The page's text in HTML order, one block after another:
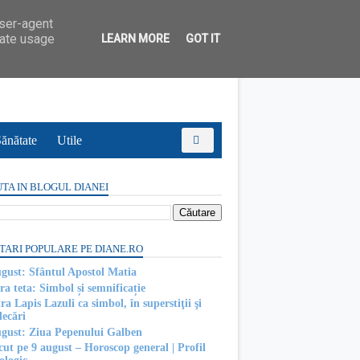
Utile
IN BLOGUL DIANEI
POPULARE PE DIANE.RO
Sfântul Apostol Matia
teta: Simbol și semnificație
Lapis Lazuli ca simbol, în superstiţii şi
Ziua Pepenului Galben
pe 9 august – Horoscop general | Profil
agent
usage
LEARN MORE GOT IT